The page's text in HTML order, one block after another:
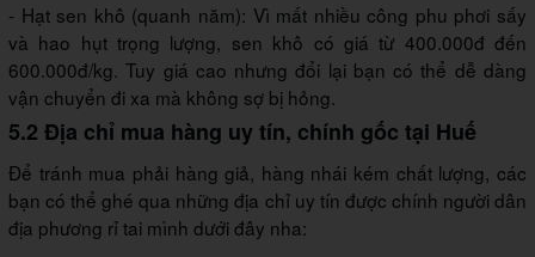
- Hạt sen khô (quanh năm): Vì mất nhiều công phu phơi sấy
và hao hụt trọng lượng, sen khô có giá từ 400.000đ đến
600.000đ/kg. Tuy giá cao nhưng đổi lại bạn có thể dễ dàng
vận chuyển đi xa mà không sợ bị hỏng.
5.2 Địa chỉ mua hàng uy tín, chính gốc tại Huế
Để tránh mua phải hàng giả, hàng nhái kém chất lượng, các
bạn có thể ghé qua những địa chỉ uy tín được chính người dân
địa phương rỉ tai mình dưới đây nha: